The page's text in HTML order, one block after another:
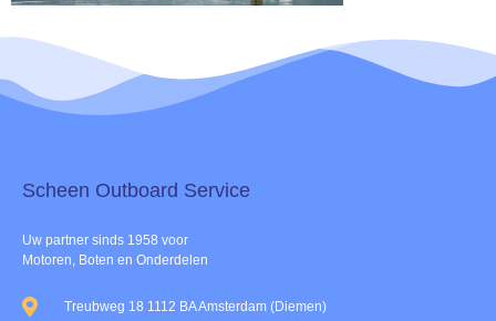
Scheen Outboard Service​
Uw partner sinds 1958 voor
Motoren, Boten en Onderdelen
Treubweg 18 1112 BA Amsterdam (Diemen)